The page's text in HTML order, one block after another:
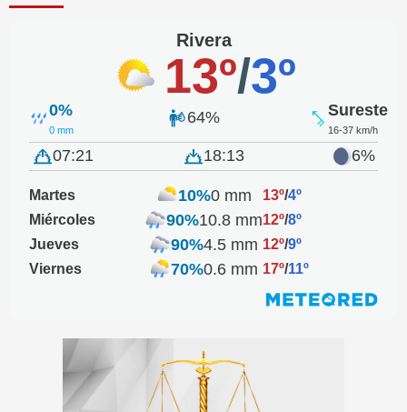
Rivera
13º/3º
0%
0 mm
64% Sureste
16-37 km/h
07:21 18:13 6%
Martes 10%0 mm 13º/4º
Miércoles
90%10.8 mm12º/8º
Jueves
90%4.5 mm 12º/9º
Viernes
70%0.6 mm 17º/11º